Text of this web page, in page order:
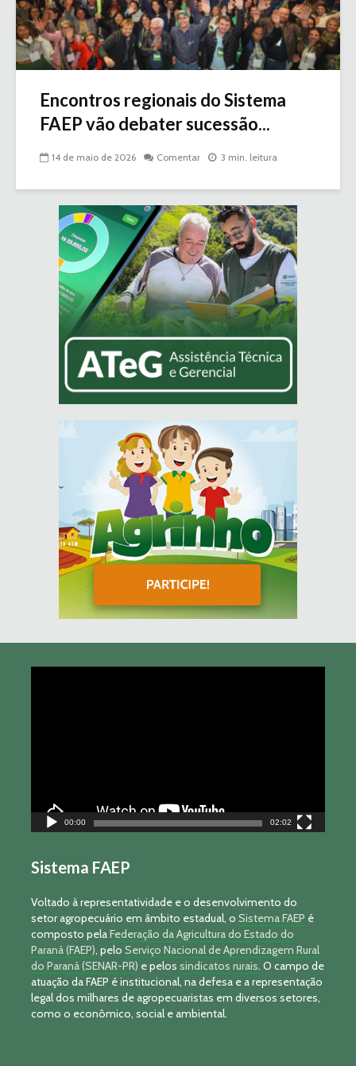
Encontros regionais do Sistema
FAEP vão debater sucessão...
14 de maio de 2026 Comentar 3 min. leitura
00:00 02:02
Sistema FAEP
Voltado à representatividade e o desenvolvimento do
setor agropecuário em âmbito estadual, o Sistema FAEP é
composto pelaFederação da Agricultura do Estado do
Paraná (FAEP), pelo Serviço Nacional de Aprendizagem Rural
do Paraná (SENAR-PR) e pelos sindicatos rurais. O campo de
atuação da FAEP é institucional, na defesa e a representação
legal dos milhares de agropecuaristas em diversos setores,
como o econômico, social e ambiental.